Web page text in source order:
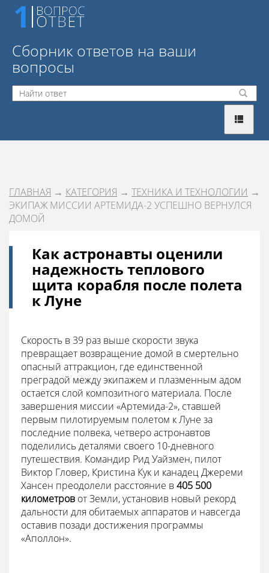
Сборник ответов на ваши
вопросы
ГЛАВНАЯ → КАТЕГОРИЯ → ТЕХНИКА И ТЕХНОЛОГИИ →
ЭКИПАЖ МИССИИ АРТЕМИДА-2 УСПЕШНО ВЕРНУЛСЯ
ДОМОЙ
Как астронавты оценили
надежность теплового
щита корабля после полета
к Луне
Скорость в 39 раз выше скорости звука
превращает возвращение домой в смертельно
опасный аттракцион, где единственной
преградой между экипажем и плазменным адом
остается слой композитного материала. После
завершения миссии «Артемида-2», ставшей
первым пилотируемым полетом к Луне за
последние полвека, четверо астронавтов
поделились деталями своего 10-дневного
путешествия. Командир Рид Уайзмен, пилот
Виктор Гловер, Кристина Кук и канадец Джереми
Хансен преодолели расстояние в405 500
километров от Земли, установив новый рекорд
дальности для обитаемых аппаратов и навсегда
оставив позади достижения программы
«Аполлон».